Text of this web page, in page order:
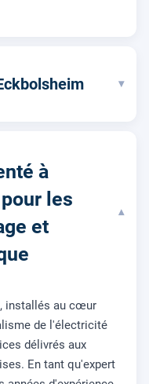
▾
à
les
et
▾
, installés au cœur
de l'électricité
délivrés aux
En tant qu'expert